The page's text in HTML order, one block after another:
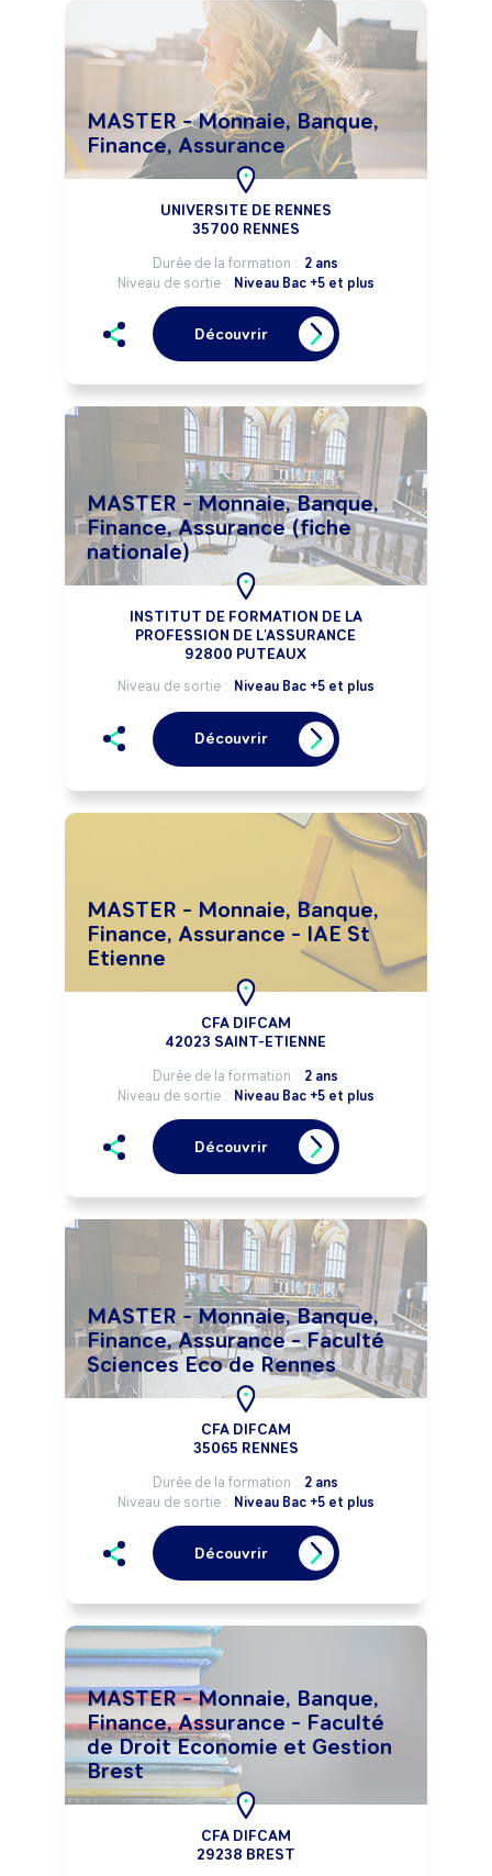
MASTER - Monnaie, Banque,
Finance, Assurance
UNIVERSITE DE RENNES
35700 RENNES
Durée de la formation : 2 ans
Niveau de sortie : Niveau Bac +5 et plus
Découvrir
MASTER - Monnaie, Banque,
Finance, Assurance (fiche
nationale)
INSTITUT DE FORMATION DE LA
PROFESSION DE L'ASSURANCE
92800 PUTEAUX
Niveau de sortie : Niveau Bac +5 et plus
Découvrir
MASTER - Monnaie, Banque,
Finance, Assurance - IAE St
Etienne
CFA DIFCAM
42023 SAINT-ETIENNE
Durée de la formation : 2 ans
Niveau de sortie : Niveau Bac +5 et plus
Découvrir
MASTER - Monnaie, Banque,
Finance, Assurance - Faculté
Sciences Eco de Rennes
CFA DIFCAM
35065 RENNES
Durée de la formation : 2 ans
Niveau de sortie : Niveau Bac +5 et plus
Découvrir
MASTER - Monnaie, Banque,
Finance, Assurance - Faculté
de Droit Economie et Gestion
Brest
CFA DIFCAM
29238 BREST